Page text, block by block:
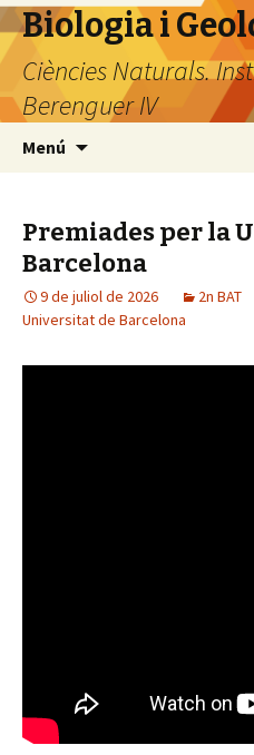
Biologia i
Ciències Naturals.
Berenguer IV
Menú
Premiades per la
Barcelona
9 de juliol de 2026 2n BAT
Universitat de Barcelona